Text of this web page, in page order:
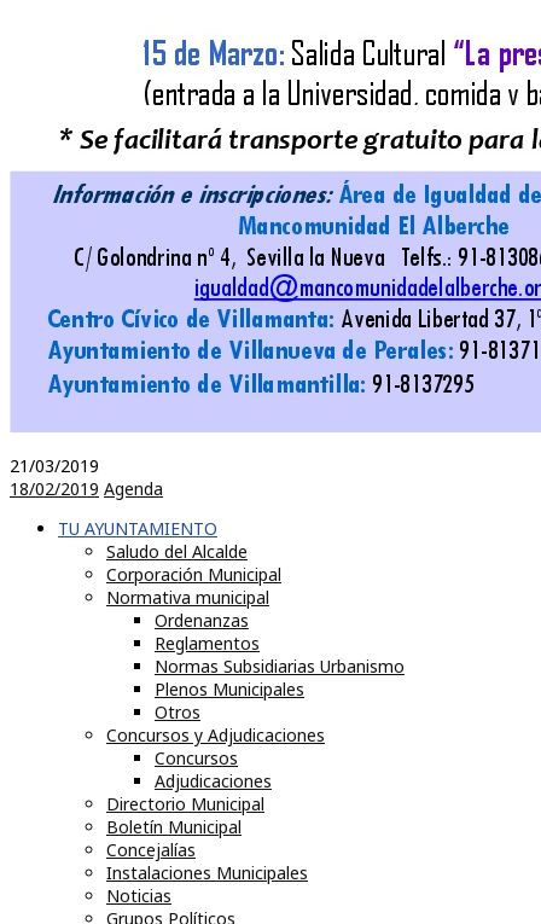
21/03/2019
18/02/2019 Agenda
TU AYUNTAMIENTO
Saludo del Alcalde
Corporación Municipal
Normativa municipal
Ordenanzas
Reglamentos
Normas Subsidiarias Urbanismo
Plenos Municipales
Otros
Concursos y Adjudicaciones
Concursos
Adjudicaciones
Directorio Municipal
Boletín Municipal
Concejalías
Instalaciones Municipales
Noticias
Grupos Políticos